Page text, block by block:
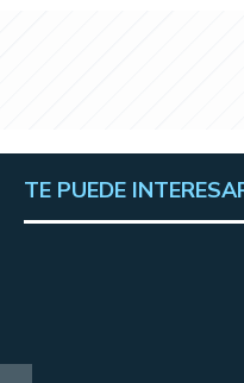
TE PUEDE